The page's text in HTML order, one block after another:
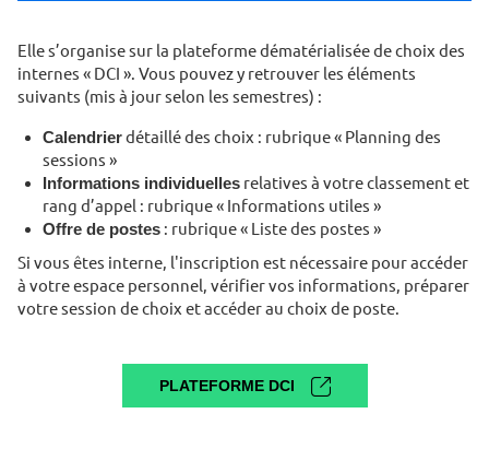
Elle s’organise sur la plateforme dématérialisée de choix des
internes « DCI ». Vous pouvez y retrouver les éléments
suivants (mis à jour selon les semestres) :
Calendrierdétaillé des choix : rubrique « Planning des
sessions »
Informations individuellesrelatives à votre classement et
rang d’appel : rubrique « Informations utiles »
Offre de postes: rubrique « Liste des postes »
Si vous êtes interne, l'inscription est nécessaire pour accéder
à votre espace personnel, vérifier vos informations, préparer
votre session de choix et accéder au choix de poste.
PLATEFORME DCI